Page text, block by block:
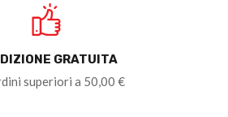
GRATUITA
superiori a 50,00 €